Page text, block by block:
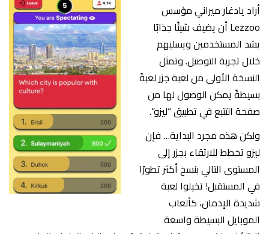
أراد يادغار ميراني مؤسس
Lezzoo أن يضيف شيئًا جذابًا
يشد المستخدمين ويسليهم
خلال تجربة التوصيل. وتمثل
النسخة الأولى من لعبة جزر لعبةً
بسيطةً يمكن الوصول لها من
صفحة التتبع في تطبيق “ليزو”.
ولكن هذه مجرد البداية… فإن
ليزو تخطط للارتقاء بجزر إلى
المستوى التالي بنسخ أكثر تطورًا
في المستقبل! تخيلوا لعبة
شديدة الإدمان، كألعاب
الموبايل البسيطة واسعة